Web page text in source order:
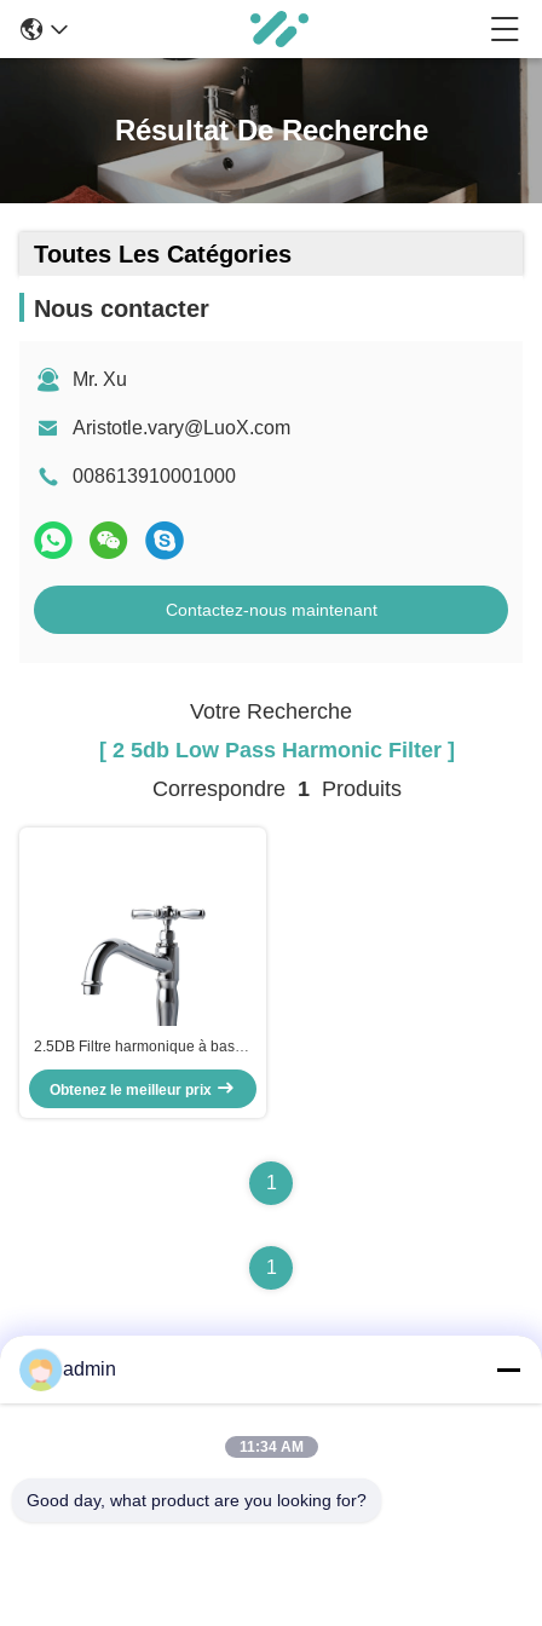
Résultat De Recherche
Toutes Les Catégories
Nous contacter
Mr. Xu
Aristotle.vary@LuoX.com
008613910001000
Contactez-nous maintenant
Votre Recherche
[ 2 5db Low Pass Harmonic Filter ]
Correspondre 1 Produits
2.5DB Filtre harmonique à basse
vitesse de passage de 20,0 GHz à
30 GHz
Obtenez le meilleur prix
1
1
admin
11:34 AM
Good day, what product are you looking for?